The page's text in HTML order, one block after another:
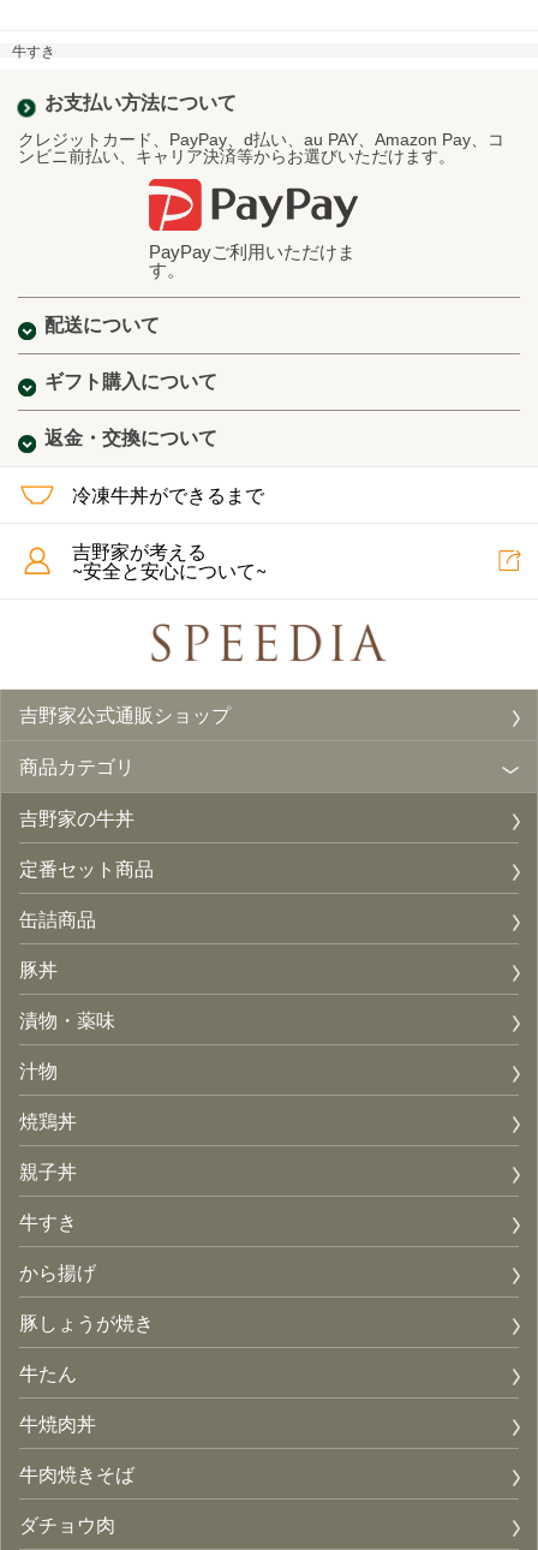
牛すき
お支払い方法について
クレジットカード、PayPay、d払い、au PAY、Amazon Pay、コ
ンビニ前払い、キャリア決済等からお選びいただけます。
PayPayご利用いただけま
す。
配送について
ギフト購入について
返金・交換について
冷凍牛丼ができるまで
吉野家が考える
~安全と安心について~
吉野家公式通販ショップ
商品カテゴリ
吉野家の牛丼
定番セット商品
缶詰商品
豚丼
漬物・薬味
汁物
焼鶏丼
親子丼
牛すき
から揚げ
豚しょうが焼き
牛たん
牛焼肉丼
牛肉焼きそば
ダチョウ肉